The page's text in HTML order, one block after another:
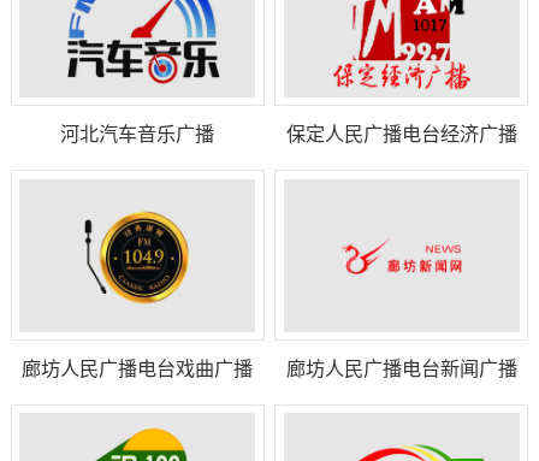
河北汽车音乐广播
保定人民广播电台经济广播
廊坊人民广播电台戏曲广播 廊坊人民广播电台新闻广播